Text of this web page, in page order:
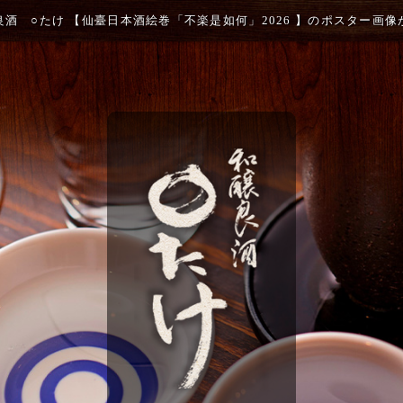
酒 ○たけ 【仙臺日本酒絵巻「不楽是如何」2026 】のポスター画像